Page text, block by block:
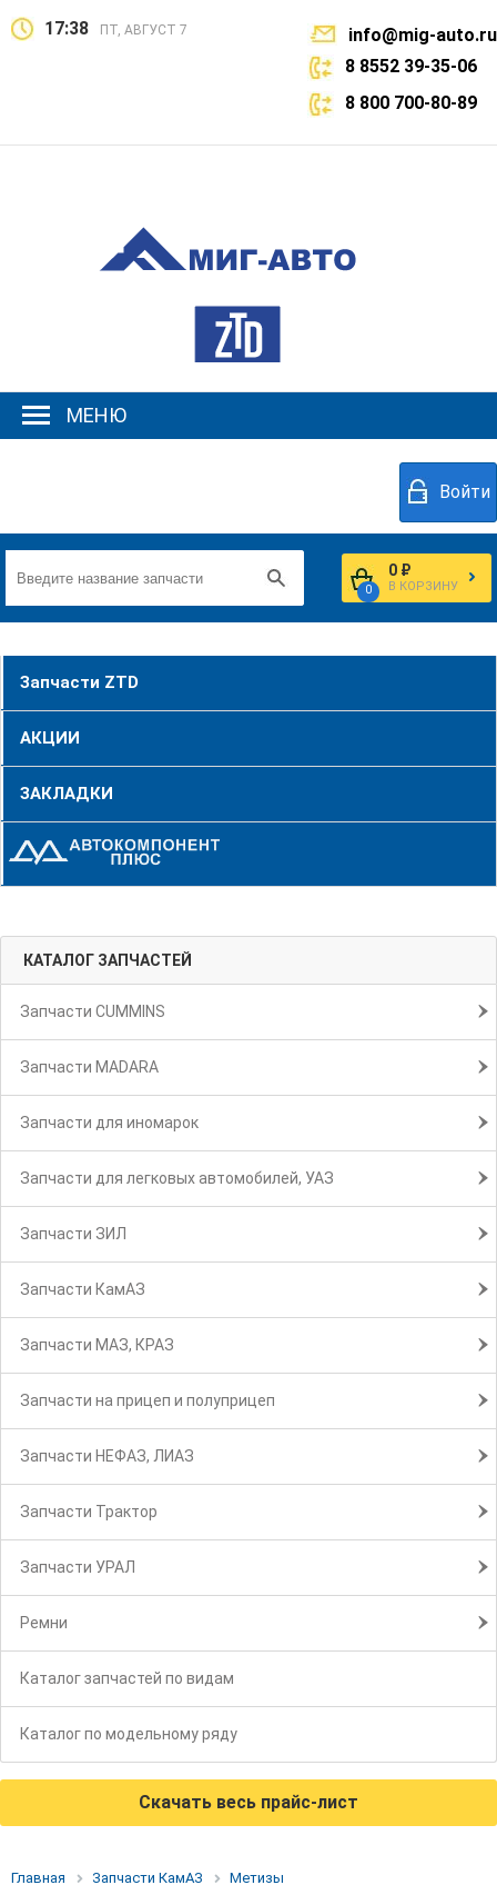
17:38 ПТ, АВГУСТ 7
info@mig-auto.ru
8 8552 39-35-06
8 800 700-80-89
МЕНЮ
Войти
0
0 ₽
В КОРЗИНУ
Запчасти ZTD
АКЦИИ
ЗАКЛАДКИ
КАТАЛОГ ЗАПЧАСТЕЙ
Запчасти CUMMINS
Запчасти MADARA
Запчасти для иномарок
Запчасти для легковых автомобилей, УАЗ
Запчасти ЗИЛ
Запчасти КамАЗ
Запчасти МАЗ, КРАЗ
Запчасти на прицеп и полуприцеп
Запчасти НЕФАЗ, ЛИАЗ
Запчасти Трактор
Запчасти УРАЛ
Ремни
Каталог запчастей по видам
Каталог по модельному ряду
Скачать весь прайс-лист
Главная Запчасти КамАЗ
Метизы